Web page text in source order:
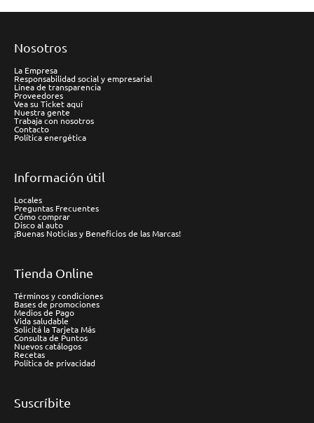
Nosotros
La Empresa
Responsabilidad social y empresarial
Línea de transparencia
Proveedores
Vea su Ticket aquí
Nuestra gente
Trabaja con nosotros
Contacto
Política energética
Información útil
Locales
Preguntas Frecuentes
Cómo comprar
Disco al auto
¡Buenas Noticias y Beneficios de las Marcas!
Tienda Online
Términos y condiciones
Bases de promociones
Medios de Pago
Vida saludable
Solicitá la Tarjeta Más
Consulta de Puntos
Nuevos catálogos
Recetas
Política de privacidad
Suscríbite